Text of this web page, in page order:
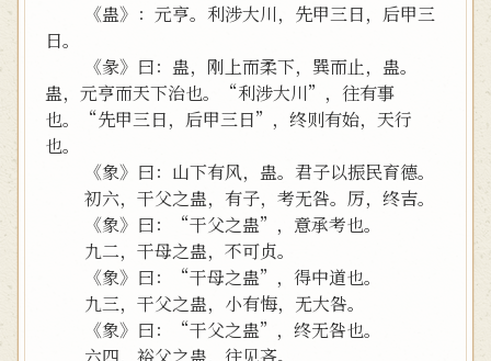
《蛊》：元亨。利涉大川，先甲三日，后甲三
日。
《彖》曰：蛊，刚上而柔下，巽而止，蛊。
蛊，元亨而天下治也。“利涉大川”，往有事
也。“先甲三日，后甲三日”，终则有始，天行
也。
《象》曰：山下有风，蛊。君子以振民育德。
初六，干父之蛊，有子，考无咎。厉，终吉。
《象》曰：“干父之蛊”，意承考也。
九二，干母之蛊，不可贞。
《象》曰：“干母之蛊”，得中道也。
九三，干父之蛊，小有悔，无大咎。
《象》曰：“干父之蛊”，终无咎也。